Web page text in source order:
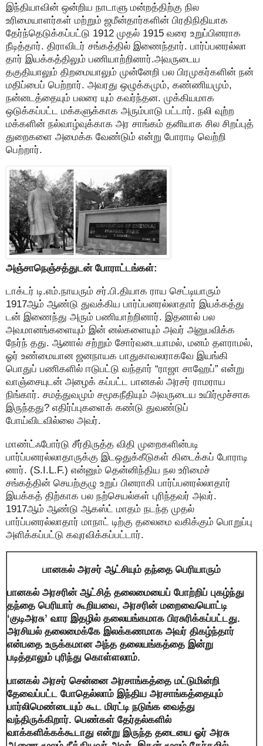
இந்தியாவின் ஒன்றிய நாடாளு மன்றத்திற்கு நில
உரிமையாளர்கள் மற்றும் ஜமீன்தார்களின் பிரதிநிதியாக
தேர்ந்தெடுக்கப்பட்டு 1912 முதல் 1915 வரை உறுப்பினராக
நீடித்தார். திராவிடர் சங்கத்தில் இணைந்தார். பார்ப்பனரல்லா
தார் இயக்கத்திலும் பணியாற்றினார்.அவருடைய
தகுதியாலும் திறமையாலும் முன்னேறி பல பிரமுகர்களின் நன்
மதிப்பைப் பெற்றார். அவரது ஒழுக்கமும், கண்ணியமும்,
நன்னடத்தையும் பலரை யும் கவர்ந்தன. முக்கியமாக
ஒடுக்கப்பட்ட மக்களுக்காக அரும்பாடு பட்டார். நலி வுற்ற
மக்களின் நல்வாழ்வுக்காக அர சாங்கம் தனியாக சில சிறப்புத்
துறைகளை அமைக்க வேண்டும் என்று போராடி வெற்றி
பெற்றார்.
அஞ்சாநெஞ்சத்துடன் போராட்டங்கள்:
டாக்டர் டி.எம்.நாயரும் சர்.பி.தியாக ராய செட்டியாரும்
1917ஆம் ஆண்டு துவக்கிய பார்ப்பனரல்லாதார் இயக்கத்து
டன் இணைந்து அரும் பணியாற்றினார். இதனால் பல
அவமானங்களையும் இன் னல்களையும் அவர் அனுபவிக்க
நேர்ந் தது. ஆனால் சற்றும் சோர்வடையாமல், மனம் தளராமல்,
ஓர் உண்மையான ஜனநாயக பாதுகாவலராகவே இயங்கி
பொதுப் பணிகளில் ஈடுபட்டு வந்தார் “ராஜா சாஹேப்” என்று
வாஞ்சையுடன் அழைக் கப்பட்ட பானகல் அரசர் ராமராய
நிங்கார். சமத்துவமும் சமூகநீதியும் அவருடைய உயிர்மூச்சாக
இருந்தது? எதிர்ப்புகளைக் கண்டு துவண்டுப்
போய்விடவில்லை அவர்.
மாண்ட்ஃபோர்டு சீர்திருத்த விதி முறைகளின்படி
பார்ப்பனரல்லாதாருக்கு இடஒதுக்கீடுகள் கிடைக்கப் போராடி
னார். (S.I.L.F.) என்னும் தென்னிந்திய நல உரிமைச்
சங்கத்தின் செயற்குழு உறுப் பினராகி பார்ப்பனரல்லாதார்
இயக்கத் திற்காக பல நற்செயல்கள் புரிந்தவர் அவர்.
1917ஆம் ஆண்டு ஆகஸ்ட் மாதம் நடந்த முதல்
பார்ப்பனரல்லாதார் மாநாட் டிற்கு தலைமை வகிக்கும் பொறுப்பு
அளிக்கப்பட்டு கவுரவிக்கப்பட்டார்.
பானகல் அரசர் ஆட்சியும் தந்தை பெரியாரும்
பானகல் அரசரின் ஆட்சித் தலைமையைப் போற்றிப் புகழ்ந்து
தந்தை பெரியார் கூறியவை, அரசரின் மறைவையொட்டி
‘குடிஅரசு’ வார இதழில் தலையங்கமாக பிரசுரிக்கப்பட்டது.
அரசியல் தலைமைக்கே இலக்கணமாக அவர் திகழ்ந்தார்
என்பதை உருக்கமான அந்த தலையங்கத்தை இன்று
படித்தாலும் புரிந்து கொள்ளலாம்.
பானகல் அரசர் சென்னை அரசாங்கத்தை மட்டுமின்றி
தேவைப்பட்ட போதெல்லாம் இந்திய அரசாங்கத்தையும்
பார்லிமெண்டையும் கூட மிரட்டி நடுங்க வைத்து
வந்திருக்கிறார். பெண்கள் தேர்தல்களில்
வாக்களிக்கக்கூடாது என்று இருந்த தடையை ஓர் அரசு